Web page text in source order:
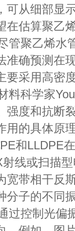
可从细部显
在估算聚乙
聚乙烯水
准确预测在
要采用高密
科学家
强度和抗断
用的具体原
和LLDPE
射线或扫描
宽带相干反
分子的不同
控制光偏